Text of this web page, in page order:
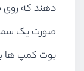
دهند که روی
صورت یک
بوت کمپ ها